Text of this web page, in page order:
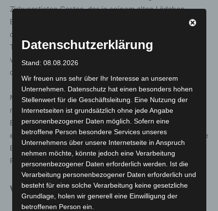
Zirkusartisten Cortes, der in seinem alten Lädchen
Erinnerungen, Geschichten und Kostbarkeiten sammelt,
die andernorts achtlos weggeworfen werden. Eines
Tages betritt die Straßenmusikerin Felice den Laden. Sie
verliebt sich in Cortes und in die Idee eines Ortes, an
dem gemeinsames Erinnern möglich ist.
Musik, die berührt, Artistik, die staunen lässt, und
magische Momente prägen den Abend. Ergänzt wird das
Bühnengeschehen durch eine große Leinwand, auf der
eigens produzierte Filme und Bildwelten eine zusätzliche
Erzählebene eröffnen. Die Inszenierung versteht sich als
Reise für die ganze Familie.
Veranstaltungsdaten im Überblick
Datenschutzerklärung
Stand: 08.08.2026
Wir freuen uns sehr über Ihr Interesse an unserem
Unternehmen. Datenschutz hat einen besonders hohen
Stellenwert für die Geschäftsleitung. Eine Nutzung der
Internetseiten ist grundsätzlich ohne jede Angabe
personenbezogener Daten möglich. Sofern eine
betroffene Person besondere Services unseres
Unternehmens über unsere Internetseite in Anspruch
nehmen möchte, könnte jedoch eine Verarbeitung
personenbezogener Daten erforderlich werden. Ist die
Verarbeitung personenbezogener Daten erforderlich und
besteht für eine solche Verarbeitung keine gesetzliche
Grundlage, holen wir generell eine Einwilligung der
betroffenen Person ein.